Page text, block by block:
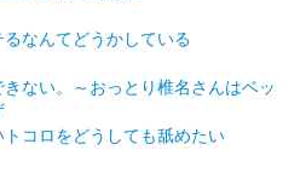
なんてどうかしている
ない。～おっとり椎名さんはベッ
コロをどうしても舐めたい